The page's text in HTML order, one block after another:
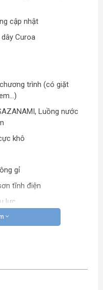
cập nhật
Curoa
trình (có giặt
Luồng nước
khô
gỉ
tĩnh điện
lực
nhấn có màn hình
cm – Ngang 59.5